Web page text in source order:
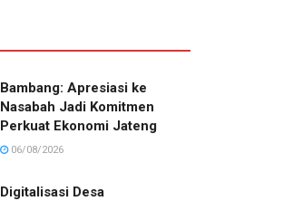
Bambang: Apresiasi ke
Nasabah Jadi Komitmen
Perkuat Ekonomi Jateng
06/08/2026
Digitalisasi Desa